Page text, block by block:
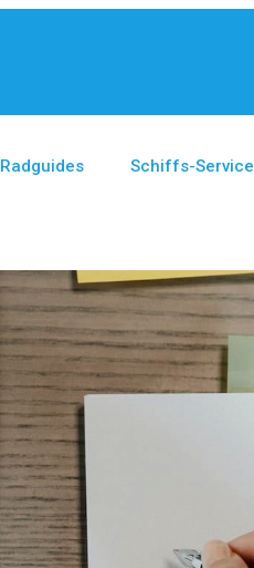
Radguides Schiffs-Service